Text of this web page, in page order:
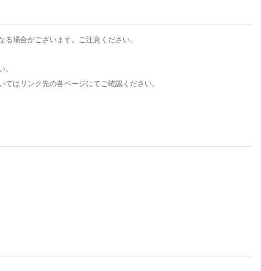
場合がございます。ご注意ください。
はリンク先の各ページにてご確認ください。